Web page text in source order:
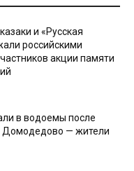
и «Русская
российскими
акции памяти
в водоемы после
Домодедово — жители